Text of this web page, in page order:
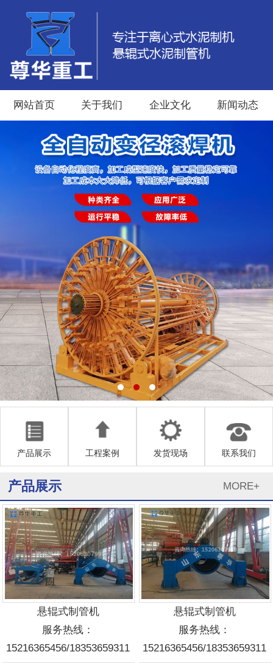
网站首页 关于我们 企业文化 新闻动态
产品展示 工程案例 发货现场 联系我们
产品展示 MORE+
悬辊式制管机
服务热线：
15216365456/18353659311
悬辊式制管机
服务热线：
15216365456/18353659311